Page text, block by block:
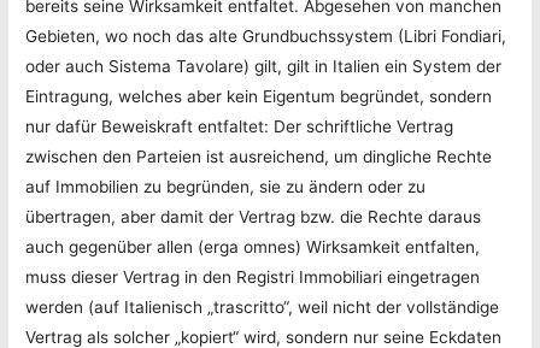
bereits seine Wirksamkeit entfaltet. Abgesehen von manchen
Gebieten, wo noch das alte Grundbuchssystem (Libri Fondiari,
oder auch Sistema Tavolare) gilt, gilt in Italien ein System der
Eintragung, welches aber kein Eigentum begründet, sondern
nur dafür Beweiskraft entfaltet: Der schriftliche Vertrag
zwischen den Parteien ist ausreichend, um dingliche Rechte
auf Immobilien zu begründen, sie zu ändern oder zu
übertragen, aber damit der Vertrag bzw. die Rechte daraus
auch gegenüber allen (erga omnes) Wirksamkeit entfalten,
muss dieser Vertrag in den Registri Immobiliari eingetragen
werden (auf Italienisch „trascritto“, weil nicht der vollständige
Vertrag als solcher „kopiert“ wird, sondern nur seine Eckdaten